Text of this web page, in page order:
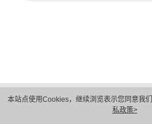
本站点使用Cookies，继续浏览表示您同意我
私政策>
版权所有 © 华为技术有限公司 1998-2026。
隐私保护